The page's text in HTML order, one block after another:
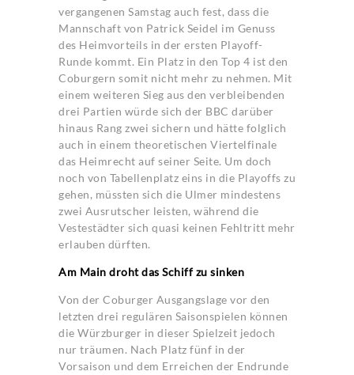
vergangenen Samstag auch fest, dass die
Mannschaft von Patrick Seidel im Genuss
des Heimvorteils in der ersten Playoff-
Runde kommt. Ein Platz in den Top 4 ist den
Coburgern somit nicht mehr zu nehmen. Mit
einem weiteren Sieg aus den verbleibenden
drei Partien würde sich der BBC darüber
hinaus Rang zwei sichern und hätte folglich
auch in einem theoretischen Viertelfinale
das Heimrecht auf seiner Seite. Um doch
noch von Tabellenplatz eins in die Playoffs zu
gehen, müssten sich die Ulmer mindestens
zwei Ausrutscher leisten, während die
Vestestädter sich quasi keinen Fehltritt mehr
erlauben dürften.
Am Main droht das Schiff zu sinken
Von der Coburger Ausgangslage vor den
letzten drei regulären Saisonspielen können
die Würzburger in dieser Spielzeit jedoch
nur träumen. Nach Platz fünf in der
Vorsaison und dem Erreichen der Endrunde